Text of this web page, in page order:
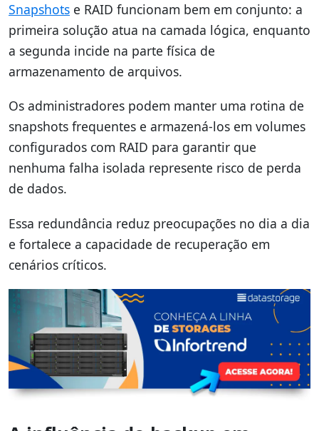
Snapshots e RAID funcionam bem em conjunto: a
primeira solução atua na camada lógica, enquanto
a segunda incide na parte física de
armazenamento de arquivos.
Os administradores podem manter uma rotina de
snapshots frequentes e armazená-los em volumes
configurados com RAID para garantir que
nenhuma falha isolada represente risco de perda
de dados.
Essa redundância reduz preocupações no dia a dia
e fortalece a capacidade de recuperação em
cenários críticos.